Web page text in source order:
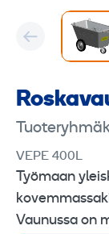
VEPE 400L
Työmaan
Vaunussa on